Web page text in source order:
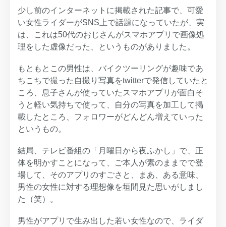
少し前のインターネットに掲載された記事で、可愛
い女性ライダーがSNS上で話題になっていたが、実
は、これは50代のおじさんがスマホアプリで画像処
理をした虚像だった、というものがありました。
もともとこの男性は、バイクツーリングが趣味であ
ちこちで撮った自撮り写真をtwitterで発信していたと
ころ、息子さんが使っていたスマホアプリが面白そ
うと軽い気持ちで使って、自分の写真を加工して掲
載したところ、フォロワーがどんどん増えていった
というもの。
結局、テレビ番組の「月曜日から夜ふかし」で、正
体を明かすことになって、ご本人が素のままでで登
場して、そのアプリのすごさと、まあ、ある意味、
男性の女性に対する理想像を垣間見た思いがしまし
た（笑）。
男性がアプリで生み出した若い女性なので、ライダ